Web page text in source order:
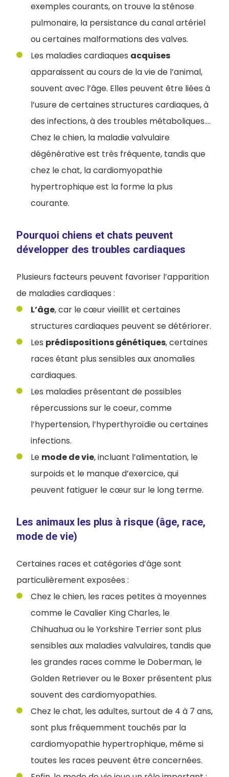
exemples courants, on trouve la sténose
pulmonaire, la persistance du canal artériel
ou certaines malformations des valves.
Les maladies cardiaques acquises
apparaissent au cours de la vie de l’animal,
souvent avec l’âge. Elles peuvent être liées à
l’usure de certaines structures cardiaques, à
des infections, à des troubles métaboliques....
Chez le chien, la maladie valvulaire
dégénérative est très fréquente, tandis que
chez le chat, la cardiomyopathie
hypertrophique est la forme la plus
courante.
Pourquoi chiens et chats peuvent
développer des troubles cardiaques
Plusieurs facteurs peuvent favoriser l’apparition
de maladies cardiaques :
L’âge, car le cœur vieillit et certaines
structures cardiaques peuvent se détériorer.
Les prédispositions génétiques, certaines
races étant plus sensibles aux anomalies
cardiaques.
Les maladies présentant de possibles
répercussions sur le coeur, comme
l’hypertension, l’hyperthyroïdie ou certaines
infections.
Le mode de vie, incluant l’alimentation, le
surpoids et le manque d’exercice, qui
peuvent fatiguer le cœur sur le long terme.
Les animaux les plus à risque (âge, race,
mode de vie)
Certaines races et catégories d’âge sont
particulièrement exposées :
Chez le chien, les races petites à moyennes
comme le Cavalier King Charles, le
Chihuahua ou le Yorkshire Terrier sont plus
sensibles aux maladies valvulaires, tandis que
les grandes races comme le Doberman, le
Golden Retriever ou le Boxer présentent plus
souvent des cardiomyopathies.
Chez le chat, les adultes, surtout de 4 à 7 ans,
sont plus fréquemment touchés par la
cardiomyopathie hypertrophique, même si
toutes les races peuvent être concernées.